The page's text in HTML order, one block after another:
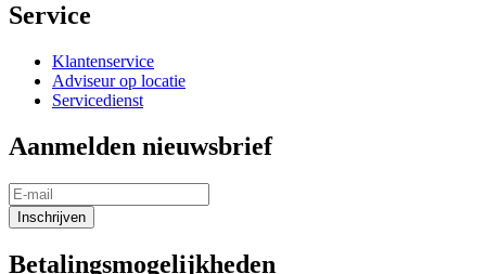
Service
Klantenservice
Adviseur op locatie
Servicedienst
Aanmelden nieuwsbrief
Inschrijven
Betalingsmogelijkheden